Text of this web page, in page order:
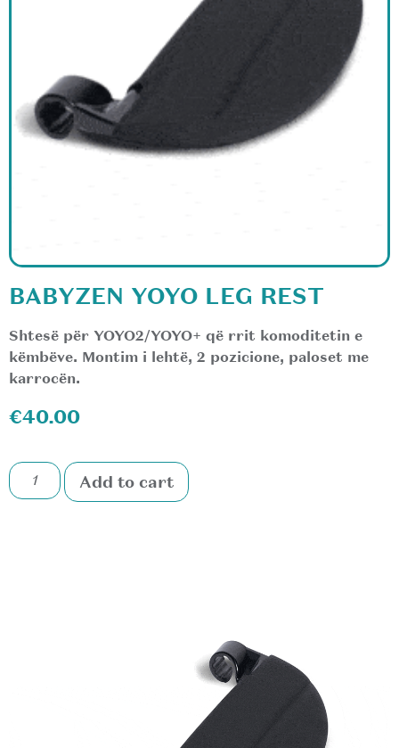
BABYZEN YOYO LEG REST
Shtesë për YOYO2/YOYO+ që rrit komoditetin e
këmbëve. Montim i lehtë, 2 pozicione, paloset me
karrocën.
€40.00
Add to cart